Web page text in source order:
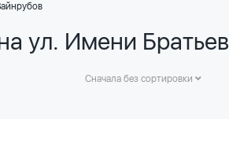
ул. Имени
Сначала без сортировки